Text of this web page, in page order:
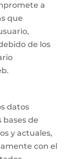
a
que
de los
datos
bases de
y actuales,
con el